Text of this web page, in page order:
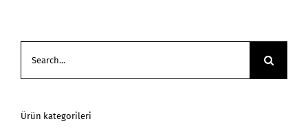
Ürün kategorileri